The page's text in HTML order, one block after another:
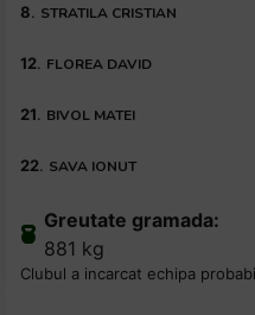
8. STRATILA CRISTIAN
12. FLOREA DAVID
21. BIVOL MATEI
22. SAVA IONUT
Greutate gramada:
881 kg
Clubul a incarcat echipa